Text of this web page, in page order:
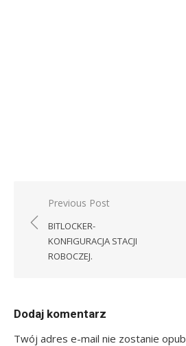
Nawigacja
wpisu
Previous Post
BITLOCKER-
KONFIGURACJA STACJI
ROBOCZEJ.
Dodaj komentarz
Twój adres e-mail nie zostanie